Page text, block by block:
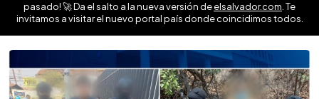
pasado! 🚀 Da el salto a la nueva versión deelsalvador.com . Te
invitamos a visitar el nuevo portal país donde coincidimos todos.